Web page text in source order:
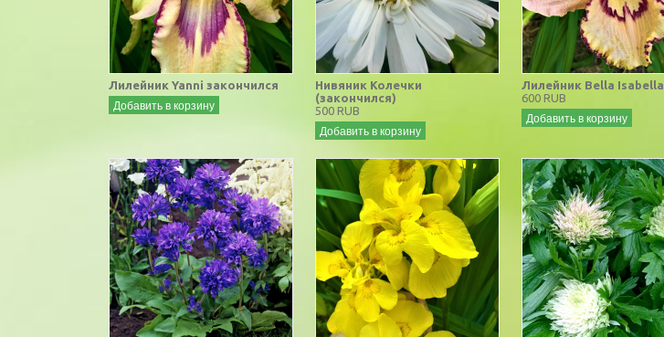
Лилейник Yanni закончился
Добавить в корзину
Нивяник Колечки
(закончился)
500 RUB
Добавить в корзину
Лилейник Bella Isabella
600 RUB
Добавить в корзину